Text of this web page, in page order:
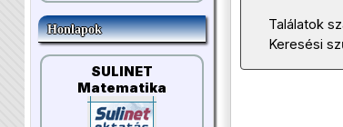
Honlapok
SULINET
Matematika
Találatok
Keresési